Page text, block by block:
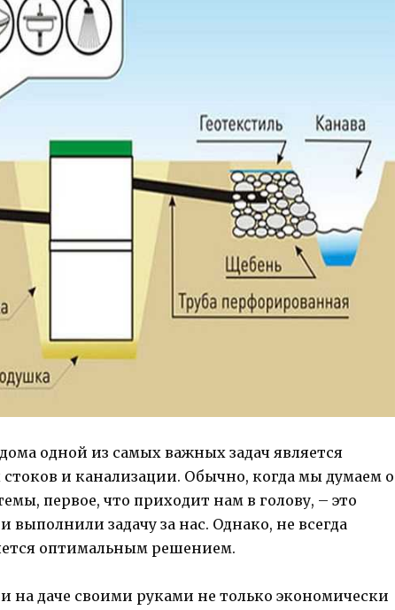
одной из самых важных задач является
и канализации. Обычно, когда мы думаем о
первое, что приходит нам в голову, – это
задачу за нас. Однако, не всегда
оптимальным решением.
на даче своими руками не только экономически